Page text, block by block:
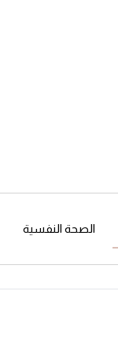
الصحة النفسية